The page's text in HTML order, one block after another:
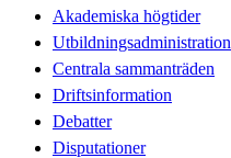
Akademiska högtider
Utbildningsadministration
Centrala sammanträden
Driftsinformation
Debatter
Disputationer